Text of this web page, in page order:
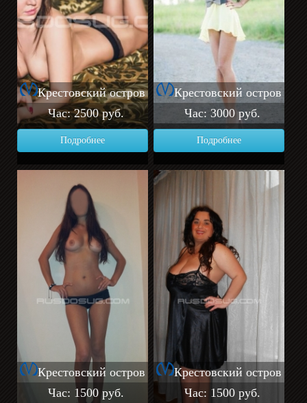
Крестовский остров
Час: 2500 руб.
Подробнее
Крестовский остров
Час: 3000 руб.
Подробнее
Крестовский остров
Час: 1500 руб.
Крестовский остров
Час: 1500 руб.